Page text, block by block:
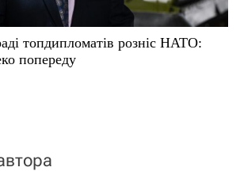
топдипломатів розніс НАТО:
попереду